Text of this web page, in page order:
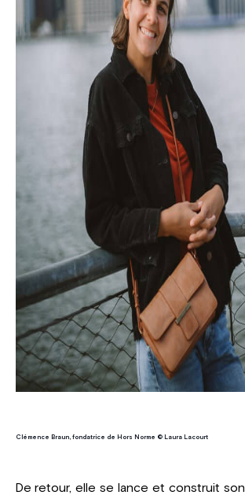
Clémence Braun, fondatrice de Hors Norme © Laura Lacourt
De retour, elle se lance et construit son